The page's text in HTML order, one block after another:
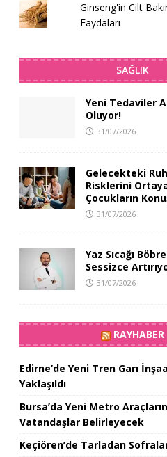
Ginseng'in Cilt
Faydaları
SAĞLIK
Yeni Tedaviler
Oluyor!
31/07/2026
Gelecekteki Ruh
Risklerini
Çocukların
31/07/2026
Yaz Sıcağı
Sessizce
31/07/2026
RAYHABER
Edirne’de Yeni Tren Garı
Yaklaşıldı
Bursa’da Yeni Metro
Vatandaşlar Belirleyecek
Keçiören’de Tarladan